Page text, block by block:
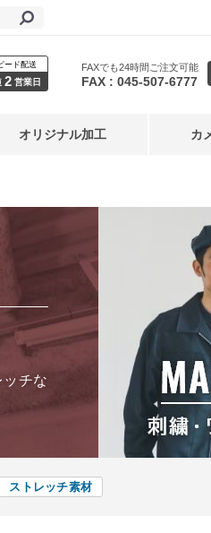
ード配送
2 営業日
FAXでも24時間ご注文可能
FAX : 045-507-6777
オリジナル加工 カ
チな
ストレッチ素材